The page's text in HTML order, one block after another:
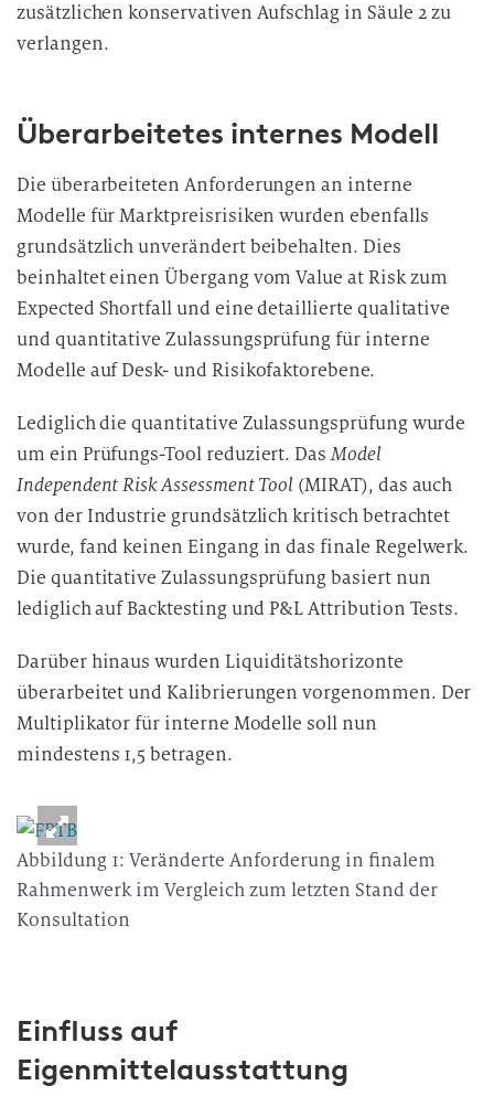
zusätzlichen konservativen Aufschlag in Säule 2 zu
verlangen.
Überarbeitetes internes Modell
Die überarbeiteten Anforderungen an interne
Modelle für Marktpreisrisiken wurden ebenfalls
grundsätzlich unverändert beibehalten. Dies
beinhaltet einen Übergang vom Value at Risk zum
Expected Shortfall und eine detaillierte qualitative
und quantitative Zulassungsprüfung für interne
Modelle auf Desk- und Risikofaktorebene.
Lediglich die quantitative Zulassungsprüfung wurde
um ein Prüfungs-Tool reduziert. DasModel
Independent Risk Assessment Tool (MIRAT), das auch
von der Industrie grundsätzlich kritisch betrachtet
wurde, fand keinen Eingang in das finale Regelwerk.
Die quantitative Zulassungsprüfung basiert nun
lediglich auf Backtesting und P&L Attribution Tests.
Darüber hinaus wurden Liquiditätshorizonte
überarbeitet und Kalibrierungen vorgenommen. Der
Multiplikator für interne Modelle soll nun
mindestens 1,5 betragen.
Abbildung 1: Veränderte Anforderung in finalem
Rahmenwerk im Vergleich zum letzten Stand der
Konsultation
Einfluss auf
Eigenmittelausstattung